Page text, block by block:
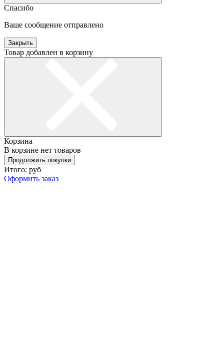
Спасибо
Ваше сообщение отправлено
Закрыть
Товар добавлен в корзину
Корзина
В корзине нет товаров
Продолжить покупки
Итого: руб
Оформить заказ